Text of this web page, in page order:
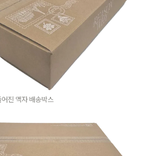
진 액자 배송박스